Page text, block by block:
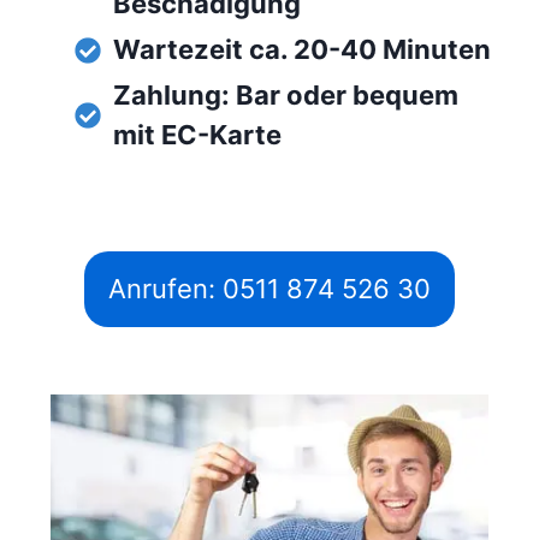
Wartezeit ca. 20-40 Minuten
Zahlung: Bar oder bequem
mit EC-Karte
Anrufen: 0511 874 526 30